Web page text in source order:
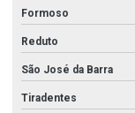
Formoso
Reduto
São José da Barra
Tiradentes